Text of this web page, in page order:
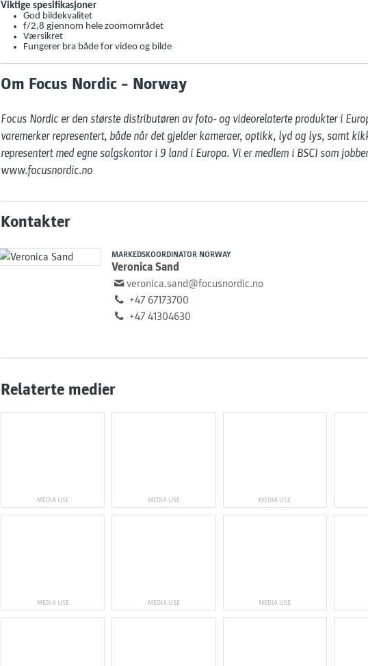
Viktige spesifikasjoner
God bildekvalitet
f/2,8 gjennom hele zoomområdet
Værsikret
Fungerer bra både for video og bilde
Om Focus Nordic – Norway
Focus Nordic er den største distributøren av foto- og videorelaterte produkter i
varemerker representert, både når det gjelder kameraer, optikk, lyd og lys, samt
representert med egne salgskontor i 9 land i Europa. Vi er medlem i BSCI som
www.focusnordic.no
Kontakter
MARKEDSKOORDINATOR NORWAY
Veronica Sand
veronica.sand@focusnordic.no
+47 67173700
+47 41304630
Relaterte medier
MEDIA USE MEDIA USE MEDIA USE
MEDIA USE MEDIA USE MEDIA USE